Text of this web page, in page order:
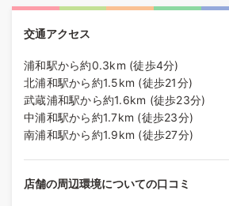
交通アクセス
浦和駅から約0.3km (徒歩4分)
北浦和駅から約1.5km (徒歩21分)
武蔵浦和駅から約1.6km (徒歩23分)
中浦和駅から約1.7km (徒歩23分)
南浦和駅から約1.9km (徒歩27分)
店舗の周辺環境についての口コミ